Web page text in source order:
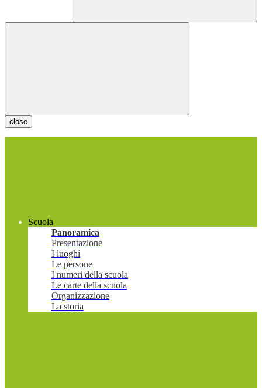
close
Scuola
Panoramica
Presentazione
I luoghi
Le persone
I numeri della scuola
Le carte della scuola
Organizzazione
La storia